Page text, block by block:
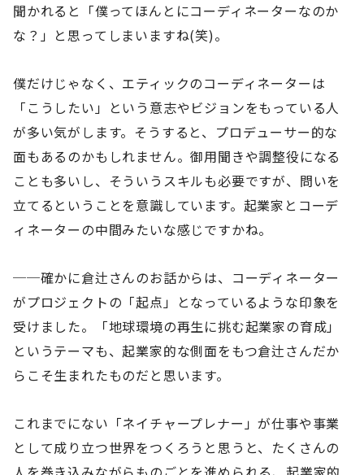
聞かれると「僕ってほんとにコーディネーターなのか
な？」と思ってしまいますね(笑)。
僕だけじゃなく、エティックのコーディネーターは
「こうしたい」という意志やビジョンをもっている人
が多い気がします。そうすると、プロデューサー的な
面もあるのかもしれません。御用聞きや調整役になる
ことも多いし、そういうスキルも必要ですが、問いを
立てるということを意識しています。起業家とコーデ
ィネーターの中間みたいな感じですかね。
──確かに倉辻さんのお話からは、コーディネーター
がプロジェクトの「起点」となっているような印象を
受けました。「地球環境の再生に挑む起業家の育成」
というテーマも、起業家的な側面をもつ倉辻さんだか
らこそ生まれたものだと思います。
これまでにない「ネイチャープレナー」が仕事や事業
として成り立つ世界をつくろうと思うと、たくさんの